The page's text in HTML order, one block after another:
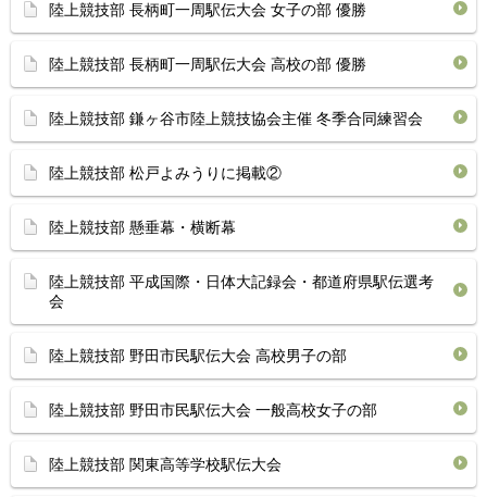
陸上競技部 長柄町一周駅伝大会 女子の部 優勝
陸上競技部 長柄町一周駅伝大会 高校の部 優勝
陸上競技部 鎌ヶ谷市陸上競技協会主催 冬季合同練習会
陸上競技部 松戸よみうりに掲載②
陸上競技部 懸垂幕・横断幕
陸上競技部 平成国際・日体大記録会・都道府県駅伝選考
会
陸上競技部 野田市民駅伝大会 高校男子の部
陸上競技部 野田市民駅伝大会 一般高校女子の部
陸上競技部 関東高等学校駅伝大会